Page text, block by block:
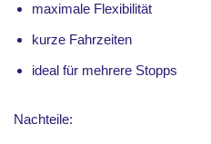
maximale Flexibilität
kurze Fahrzeiten
ideal für mehrere Stopps
Nachteile: